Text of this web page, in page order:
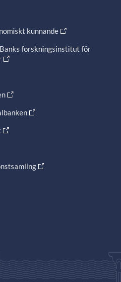
kunnande
forskningsinstitut för